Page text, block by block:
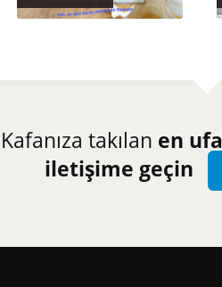
Kafanıza takılan en
iletişime geçin